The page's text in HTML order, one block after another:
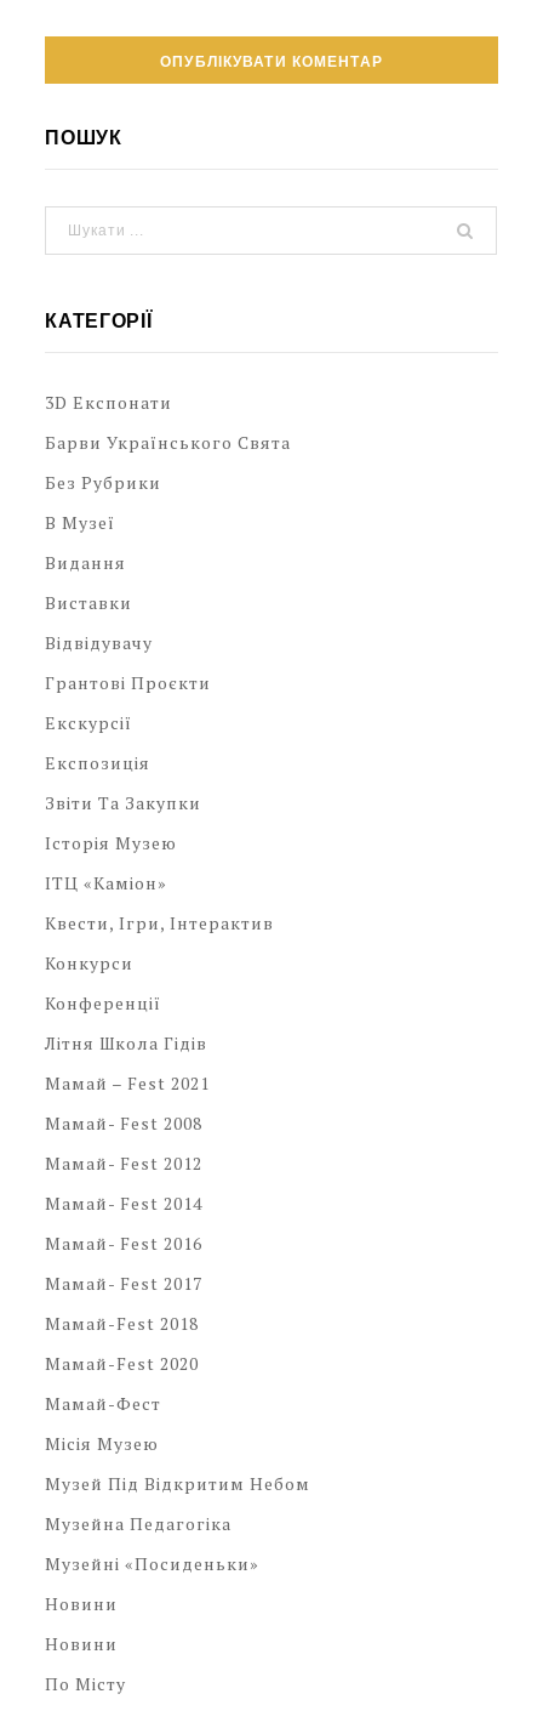
ПОШУК
КАТЕГОРІЇ
3D Експонати
Барви Українського Свята
Без Рубрики
В Музеї
Видання
Виставки
Відвідувачу
Грантові Проєкти
Екскурсії
Експозиція
Звіти Та Закупки
Історія Музею
ІТЦ «Каміон»
Квести, Ігри, Інтерактив
Конкурси
Конференції
Літня Школа Гідів
Мамай – Fest 2021
Мамай- Fest 2008
Мамай- Fest 2012
Мамай- Fest 2014
Мамай- Fest 2016
Мамай- Fest 2017
Мамай-Fest 2018
Мамай-Fest 2020
Мамай-Фест
Місія Музею
Музей Під Відкритим Небом
Музейна Педагогіка
Музейні «посиденьки»
Новини
Новини
По Місту